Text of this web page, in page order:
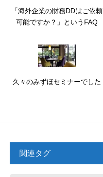
「海外企業の財務DDはご依頼
可能ですか？」というFAQ
久々のみずほセミナーでした
関連タグ